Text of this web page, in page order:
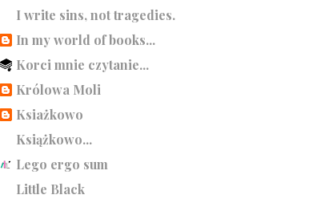
I write sins, not tragedies.
In my world of books...
Korci mnie czytanie...
Królowa Moli
Ksiażkowo
Książkowo...
Lego ergo sum
Little Black